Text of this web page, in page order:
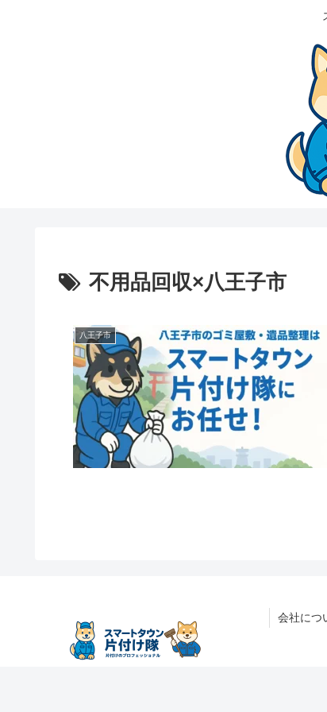
不用品回収×八王子市
八王子市
会社につ